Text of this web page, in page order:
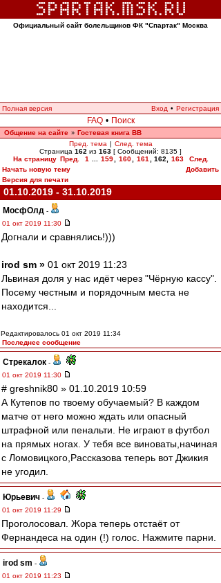
Официальный сайт болельщиков ФК "Спартак" Москва
Полная версия Вход • Регистрация
FAQ • Поиск
Общение на сайте » Гостевая книга ВВ
Пред. тема | След. тема
Страница 162 из 163 [ Сообщений: 8135 ]
На страницу Пред. 1 159 160 161 162 163
След.
Начать новую тему
Добавить
Версия для печати
01.10.2019 - 31.10.2019
МосфОлд -
01 окт 2019 11:30
Догнали и сравнялись!)))
irod sm » 01 окт 2019 11:23
Львиная доля у нас идёт через "Чёрную кассу".
Посему честным и порядочным места не
находится...
Редактировалось 01 окт 2019 11:34
Последнее сообщение
Стрекалок -
01 окт 2019 11:30
# greshnik80 » 01.10.2019 10:59
А Кутепов по твоему обучаемый? В каждом
матче от него можно ждать или опасный
штрафной или пенальти. Не играют в футбол
на прямых ногах. У тебя все виноваты,начиная
с Ломовицкого,Рассказова теперь вот Джикия
не угодил.
Юрьевич -
01 окт 2019 11:29
Проголосовал. Жора теперь отстаёт от
Фернандеса на один (!) голос. Нажмите парни.
irod sm -
01 окт 2019 11:23